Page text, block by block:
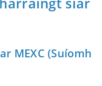
MEXC (Suíomh